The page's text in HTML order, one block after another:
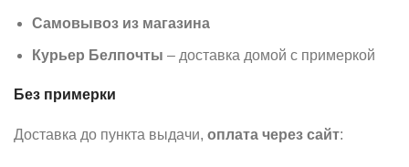
Самовывоз из магазина
Курьер Белпочты – доставка домой с примеркой
Без примерки
Доставка до пункта выдачи, оплата через сайт: